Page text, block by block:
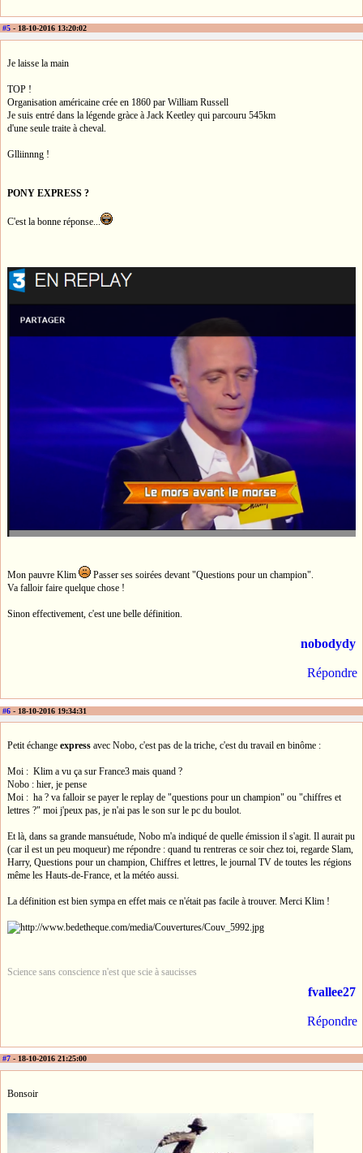
#5 - 18-10-2016 13:20:02
Je laisse la main
TOP !
Organisation américaine crée en 1860 par William Russell
Je suis entré dans la légende gràce à Jack Keetley qui parcouru 545km
d'une seule traite à cheval.
Glliinnng !
PONY EXPRESS ?
C'est la bonne réponse...
Mon pauvre Klim
Passer ses soirées devant "Questions pour un champion".
Va falloir faire quelque chose !
Sinon effectivement, c'est une belle définition.
nobodydy
Répondre
#6 - 18-10-2016 19:34:31
Petit échange express avec Nobo, c'est pas de la triche, c'est du travail en binôme :
Moi : Klim a vu ça sur France3 mais quand ?
Nobo : hier, je pense
Moi : ha ? va falloir se payer le replay de "questions pour un champion" ou "chiffres et
lettres ?" moi j'peux pas, je n'ai pas le son sur le pc du boulot.
Et là, dans sa grande mansuétude, Nobo m'a indiqué de quelle émission il s'agit. Il aurait pu
(car il est un peu moqueur) me répondre : quand tu rentreras ce soir chez toi, regarde Slam,
Harry, Questions pour un champion, Chiffres et lettres, le journal TV de toutes les régions
même les Hauts-de-France, et la météo aussi.
La définition est bien sympa en effet mais ce n'était pas facile à trouver. Merci Klim !
Science sans conscience n'est que scie à saucisses
fvallee27
Répondre
#7 - 18-10-2016 21:25:00
Bonsoir